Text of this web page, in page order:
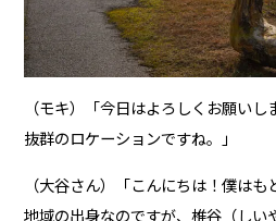
（モキ）「今日はよろしくお願い
抜群のロケーションですね。」
（大谷さん）「こんにちは！僕は
地域の出身なのですが、椎谷（しい